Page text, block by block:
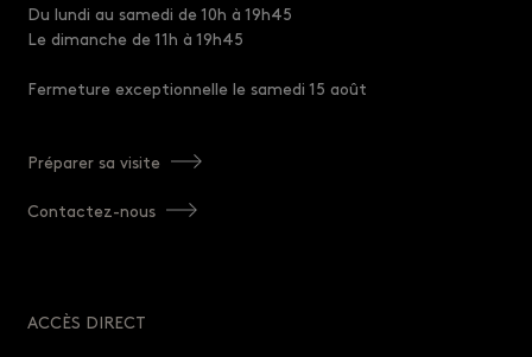
Du lundi au samedi de 10h à 19h45
Le dimanche de 11h à 19h45
Fermeture exceptionnelle le samedi 15 août
Préparer sa visite
Contactez-nous
ACCÈS DIRECT